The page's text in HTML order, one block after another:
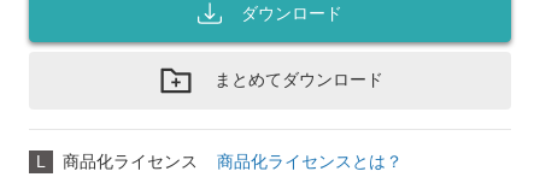
ダウンロード
まとめてダウンロード
L 商品化ライセンス 商品化ライセンスとは？